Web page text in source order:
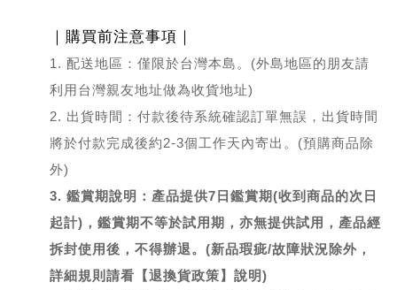
｜購買前注意事項｜
1. 配送地區：僅限於台灣本島。(外島地區的朋友請
利用台灣親友地址做為收貨地址)
2. 出貨時間：付款後待系統確認訂單無誤，出貨時間
將於付款完成後約2-3個工作天內寄出。(預購商品除
外)
3. 鑑賞期說明：產品提供7日鑑賞期(收到商品的次日
起計)，鑑賞期不等於試用期，亦無提供試用，產品經
拆封使用後，不得辦退。(新品瑕疵/故障狀況除外，
詳細規則請看【退換貨政策】說明)